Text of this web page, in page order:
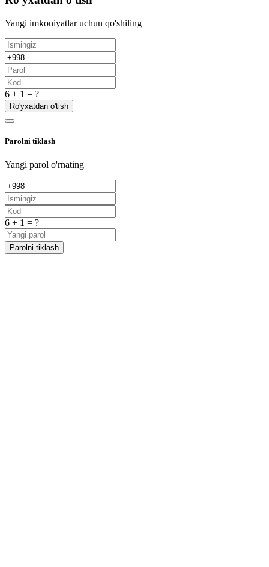
Yangi imkoniyatlar uchun qo'shiling
6 + 1 = ?
Ro'yxatdan o'tish
Parolni tiklash
Yangi parol o'rnating
6 + 1 = ?
Parolni tiklash